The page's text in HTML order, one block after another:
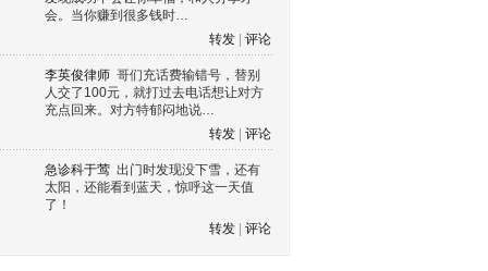
会。当你赚到很多钱时…
转发
评论
李英俊律师 哥们充话费输错号，替别
人交了100元，就打过去电话想让对方
充点回来。对方特郁闷地说…
转发
评论
急诊科于莺 出门时发现没下雪，还有
太阳，还能看到蓝天，惊呼这一天值
了！
转发
评论